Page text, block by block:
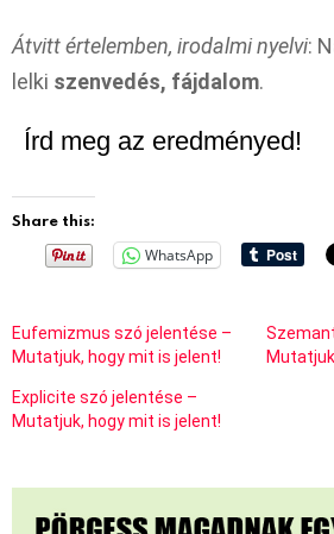
Átvitt értelemben, irodalmi nyelvi:
lelki szenvedés, fájdalom.
Írd meg az eredményed!
Share this:
WhatsApp
Eufemizmus szó jelentése –
Mutatjuk, hogy mit is jelent!
Explicite szó jelentése –
Mutatjuk, hogy mit is jelent!